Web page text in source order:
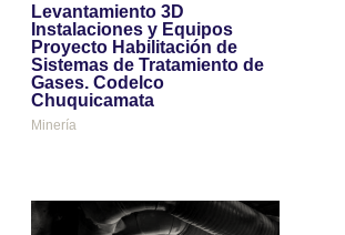
Levantamiento 3D
Instalaciones y Equipos
Proyecto Habilitación de
Sistemas de Tratamiento de
Gases. Codelco
Chuquicamata
Minería